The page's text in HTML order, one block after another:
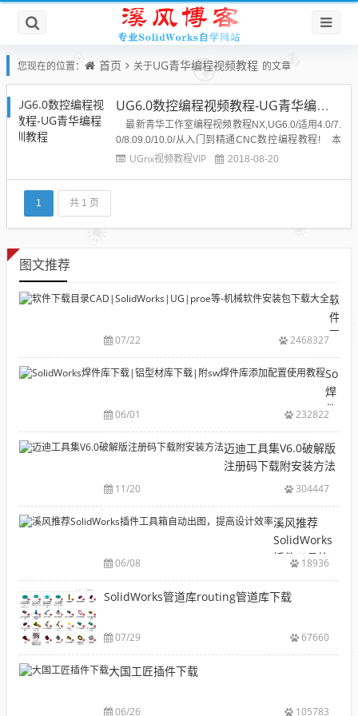
您现在的位置： 首页 关于UG青华编程视频教程 的文章
UG6.0数控编程视频教程-UG青华编程培训教程
最新青华工作室编程视频教程NX,UG6.0/适用4.0/7.
0/8.09.0/10.0/从入门到精通CNC数控编程教程! 本
教程为十年工作经验加上五年教学经验的高级工程师
UGnx视频教程VIP 2018-08-20
1 共 1 页
图文推荐
软
件
下
目
录
机
械
软
安
包
载
07/22 2468327
焊
件
下
载|
型
下
载|
附
件
库
配
06/01 232822
迈迪工具集V6.0破解版
注册码下载附安装方法
11/20 304447
溪风推荐
SolidWorks
插件工具箱
提高设计效
06/08 18936
SolidWorks管道库routing管道库下载
07/29 67660
大国工匠插件下载
06/26 105783